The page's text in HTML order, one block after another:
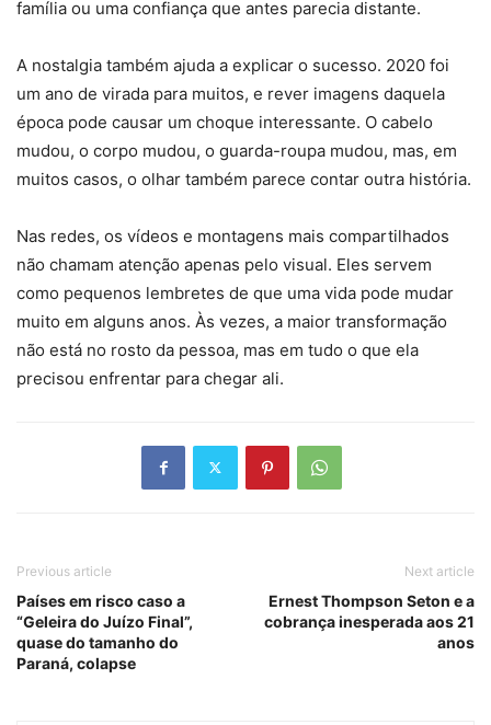
família ou uma confiança que antes parecia distante.
A nostalgia também ajuda a explicar o sucesso. 2020 foi
um ano de virada para muitos, e rever imagens daquela
época pode causar um choque interessante. O cabelo
mudou, o corpo mudou, o guarda-roupa mudou, mas, em
muitos casos, o olhar também parece contar outra história.
Nas redes, os vídeos e montagens mais compartilhados
não chamam atenção apenas pelo visual. Eles servem
como pequenos lembretes de que uma vida pode mudar
muito em alguns anos. Às vezes, a maior transformação
não está no rosto da pessoa, mas em tudo o que ela
precisou enfrentar para chegar ali.
Previous article
Países em risco caso a
“Geleira do Juízo Final”,
quase do tamanho do
Paraná, colapse
Next article
Ernest Thompson Seton e a
cobrança inesperada aos 21
anos